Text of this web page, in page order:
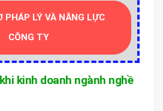
PHÁP LÝ VÀ NĂNG LỰC
CÔNG TY
kinh doanh ngành nghề